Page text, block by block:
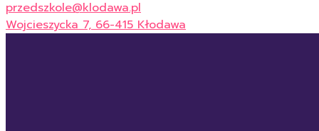
przedszkole@klodawa.pl
Wojcieszycka 7, 66-415 Kłodawa